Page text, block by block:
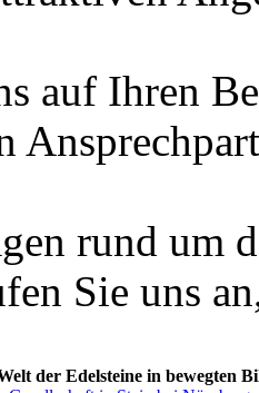
auf Ihren
rund um
Sie uns
der Edelsteine in bewegten